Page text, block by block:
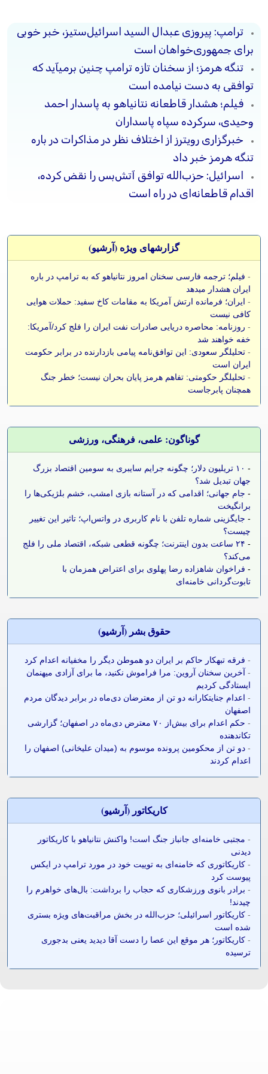
ترامپ: پیروزی عبدال السید اسرائیل‌ستیز، خبر خوبی
برای جمهوری‌خواهان است
تنگه هرمز؛ از سخنان تازه ترامپ چنین برمیآید که
توافقی به دست نیامده است
فیلم؛ هشدار قاطعانه نتانیاهو به پاسدار احمد
وحیدی، سرکرده سپاه پاسداران
خبرگزاری رویترز از اختلاف نظر در مذاکرات در باره
تنگه هرمز خبر داد
اسرائیل: حزب‌الله توافق آتش‌بس را نقض کرده،
اقدام قاطعانه‌ای در راه است
گزارشهای ویژه (آرشيو)
- فیلم؛ ترجمه فارسی سخنان امروز نتانیاهو که به ترامپ در باره
ایران هشدار میدهد
- ایران؛ فرمانده ارتش آمریکا به مقامات کاخ سفید: حملات هوایی
کافی نیست
- روزنامه: محاصره دریایی صادرات نفت ایران را فلج کرد/آمریکا:
خفه خواهند شد
- تحلیلگر سعودی: این توافق‌نامه پیامی بازدارنده در برابر حکومت
ایران است
- تحلیلگر حکومتی: تفاهم هرمز پایان بحران نیست؛ خطر جنگ
همچنان پابرجاست
گوناگون: علمی، فرهنگی، ورزشی
-
۱۰ تریلیون دلار؛ چگونه جرایم سایبری به سومین اقتصاد بزرگ
جهان تبدیل شد؟
- جام جهانی؛ اقدامی که در آستانه بازی امشب، خشم بلژیکی‌ها را
برانگیخت
- جایگزینی شماره تلفن با نام کاربری در واتس‌اپ؛ تاثیر این تغییر
چیست؟
-
۲۴ ساعت بدون اینترنت؛ چگونه قطعی شبکه، اقتصاد ملی را فلج
می‌کند؟
- فراخوان شاهزاده رضا پهلوی برای اعتراض همزمان با
تابوت‌گردانی خامنه‌ای
حقوق بشر (آرشيو)
- فرقه تبهکار حاکم بر ایران دو هموطن دیگر را مخفیانه اعدام کرد
- آخرین سخنان آروین: مرا فراموش نکنید، ما برای آزادی میهنمان
ایستادگی کردیم
- اعدام جنایتکارانه دو تن از معترضان دی‌ماه در برابر دیدگان مردم
اصفهان
-
حکم اعدام برای بیش‌از ۷۰ معترض دی‌ماه در اصفهان؛ گزارشی
تکاندهنده
- دو تن از محکومین پرونده موسوم به (میدان علیخانی) اصفهان را
اعدام کردند
کاريکاتور (آرشيو)
- مجتبی خامنه‌ای جانباز جنگ است! واکنش نتانیاهو با کاریکاتور
دیدنی
- کاریکاتوری که خامنه‌ای به توییت خود در مورد ترامپ در ایکس
پیوست کرد
- برادر بانوی ورزشکاری که حجاب را برداشت: بال‌های خواهرم را
چیدند!
- کاریکاتور اسرائیلی؛ حزب‌الله در بخش مراقبت‌های ویژه بستری
شده است
- کاریکاتور؛ هر موقع این عصا را دست آقا دیدید یعنی بدجوری
ترسیده